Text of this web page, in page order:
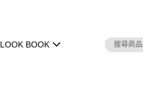
LOOK BOOK